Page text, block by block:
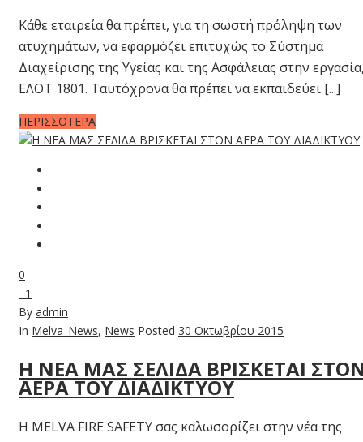
Κάθε εταιρεία θα πρέπει, για τη σωστή πρόληψη των
ατυχημάτων, να εφαρμόζει επιτυχώς το Σύστημα
Διαχείρισης της Υγείας και της Ασφάλειας στην
ΕΛΟΤ 1801. Ταυτόχρονα θα πρέπει να εκπαιδεύει [...]
ΠΕΡΙΣΣΟΤΕΡΑ
0
1
By admin
In Melva_News, News Posted 30 Οκτωβρίου 2015
Η ΝΕΑ ΜΑΣ ΣΕΛΙΔΑ ΒΡΙΣΚΕΤΑΙ
ΑΕΡΑ ΤΟΥ ΔΙΑΔΙΚΤΥΟΥ
Η MELVA FIRE SAFETY σας καλωσορίζει στην νέα της